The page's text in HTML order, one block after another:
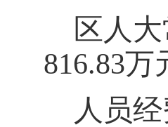
区人
816.83万
人员